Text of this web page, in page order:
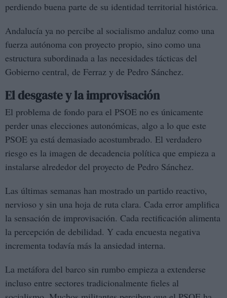
perdiendo buena parte de su identidad territorial histórica.
Andalucía ya no percibe al socialismo andaluz como una
fuerza autónoma con proyecto propio, sino como una
estructura subordinada a las necesidades tácticas del
Gobierno central, de Ferraz y de Pedro Sánchez.
El desgaste y la improvisación
El problema de fondo para el PSOE no es únicamente
perder unas elecciones autonómicas, algo a lo que este
PSOE ya está demasiado acostumbrado. El verdadero
riesgo es la imagen de decadencia política que empieza a
instalarse alrededor del proyecto de Pedro Sánchez.
Las últimas semanas han mostrado un partido reactivo,
nervioso y sin una hoja de ruta clara. Cada error amplifica
la sensación de improvisación. Cada rectificación alimenta
la percepción de debilidad. Y cada encuesta negativa
incrementa todavía más la ansiedad interna.
La metáfora del barco sin rumbo empieza a extenderse
incluso entre sectores tradicionalmente fieles al